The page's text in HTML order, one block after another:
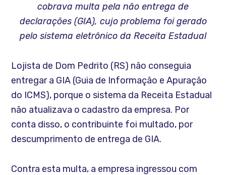
cobrava multa pela não entrega de
declarações (GIA), cujo problema foi gerado
pelo sistema eletrônico da Receita Estadual
Lojista de Dom Pedrito (RS) não conseguia
entregar a GIA (Guia de Informação e Apuração
do ICMS), porque o sistema da Receita Estadual
não atualizava o cadastro da empresa. Por
conta disso, o contribuinte foi multado, por
descumprimento de entrega de GIA.
Contra esta multa, a empresa ingressou com